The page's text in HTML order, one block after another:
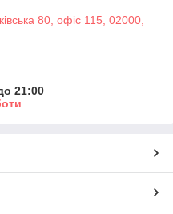
80, офіс 115, 02000,
21:00